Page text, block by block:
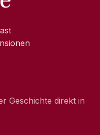
Geschichte direkt in